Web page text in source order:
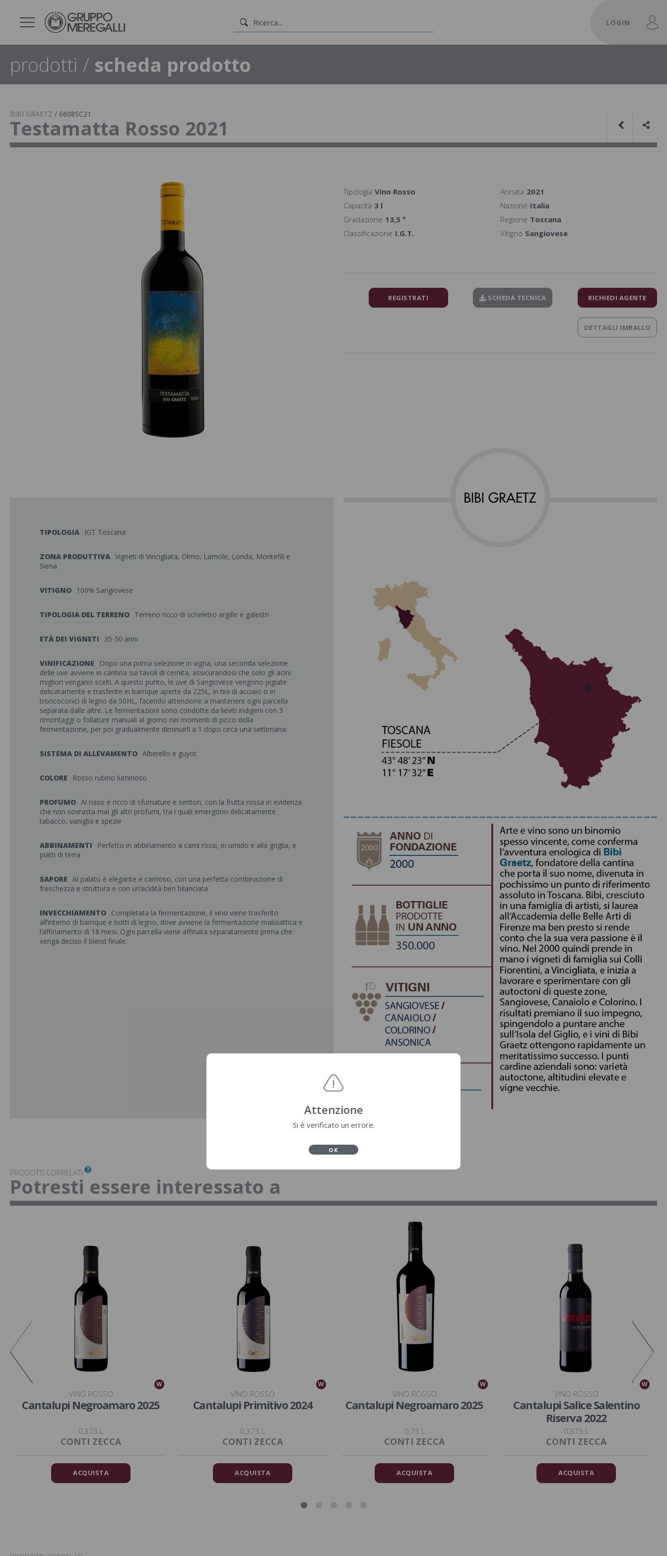
LOGIN
prodotti / scheda prodotto
BIBI GRAETZ / 6608SC21
Testamatta Rosso 2021
Tipologia Vino Rosso Annata 2021
Capacità 3 l Nazione Italia
Gradazione 13,5 ° Regione Toscana
Classificazione I.G.T. Vitigno Sangiovese
REGISTRATI SCHEDA TECNICA RICHIEDI AGENTE
DETTAGLI IMBALLO
TIPOLOGIA IGT Toscana
ZONA PRODUTTIVA Vigneti di Vincigliata, Olmo, Lamole, Londa, Montefili e
Siena
VITIGNO 100% Sangiovese
TIPOLOGIA DEL TERRENO Terreno ricco di scheletro argille e galestri
ETÀ DEI VIGNETI 35-50 anni
VINIFICAZIONE
Dopo una prima selezione in vigna, una seconda selezione
delle uve avviene in cantina sui tavoli di cernita, assicurandosi che solo gli acini
migliori vengano scelti. A questo punto, le uve di Sangiovese vengono pigiate
delicatamente e trasferite in barrique aperte da 225L, in tini di acciaio o in
troncoconici di legno da 50HL, facendo attenzione a mantenere ogni parcella
separata dalle altre. Le fermentazioni sono condotte da lieviti indigeni con 3
rimontaggi o follature manuali al giorno nei momenti di picco della
fermentazione, per poi gradualmente diminuirli a 1 dopo circa una settimana.
SISTEMA DI ALLEVAMENTO Alberello e guyot
COLORE Rosso rubino luminoso
PROFUMO Al naso è ricco di sfumature e sentori, con la frutta rossa in evidenza
che non sovrasta mai gli altri profumi, tra i quali emergono delicatamente
tabacco, vaniglia e spezie
ABBINAMENTI
Perfetto in abbinamento a carni rossi, in umido e alla griglia, e
piatti di terra
SAPORE Al palato è elegante e carnoso, con una perfetta combinazione di
freschezza e struttura e con un’acidità ben bilanciata
INVECCHIAMENTO Completata la fermentazione, il vino viene trasferito
all’interno di barrique e botti di legno, dove avviene la fermentazione malolattica e
l’affinamento di 18 mesi. Ogni parcella viene affinata separatamente prima che
venga deciso il blend finale.
PRODOTTI CORRELATI
Potresti essere interessato a
W
VINO ROSSO
Cantalupi Negroamaro 2025
0,375 L
CONTI ZECCA
ACQUISTA
W
VINO ROSSO
Cantalupi Primitivo 2024
0,375 L
CONTI ZECCA
ACQUISTA
W
VINO ROSSO
Cantalupi Negroamaro 2025
0,75 L
CONTI ZECCA
ACQUISTA
W
VINO ROSSO
Cantalupi Salice Salentino
Riserva 2022
0,375 L
CONTI ZECCA
ACQUISTA
Attenzione
Si è verificato un errore.
OK